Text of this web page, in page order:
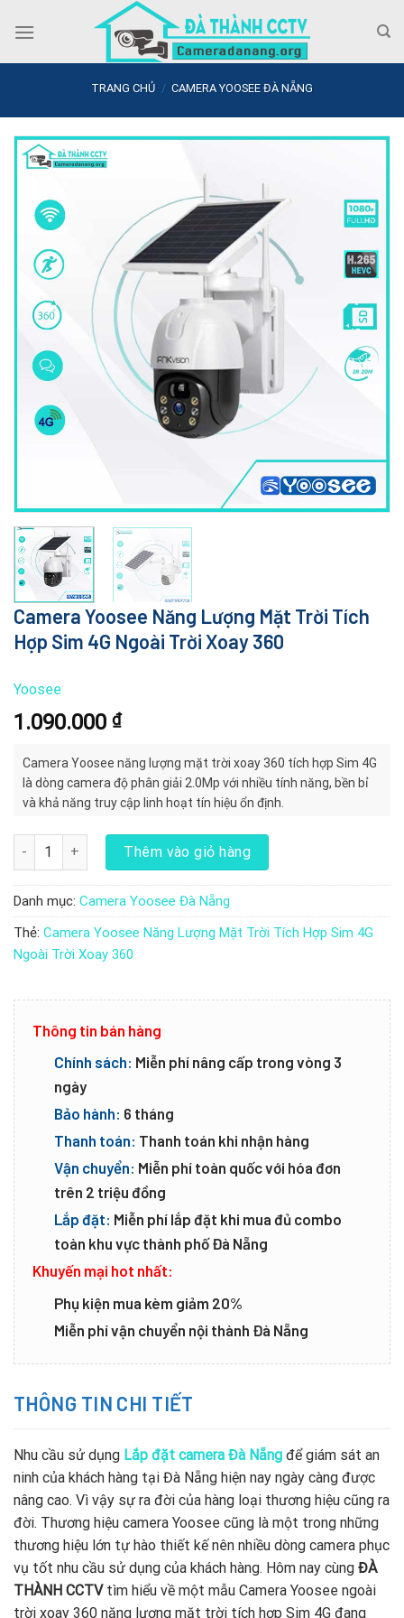
TRANG CHỦ / CAMERA YOOSEE ĐÀ NẴNG
Camera Yoosee Năng Lượng Mặt Trời Tích
Hợp Sim 4G Ngoài Trời Xoay 360
Yoosee
1.090.000 ₫
Camera Yoosee năng lượng mặt trời xoay 360 tích hợp Sim 4G
là dòng camera độ phân giải 2.0Mp với nhiều tính năng, bền bỉ
và khả năng truy cập linh hoạt tín hiệu ổn định.
Camera Yoosee Năng Lượng Mặt Trời Tích Hợp Sim 4G Ngoài
Thêm vào giỏ hàng
Danh mục: Camera Yoosee Đà Nẵng
Thẻ: Camera Yoosee Năng Lượng Mặt Trời Tích Hợp Sim 4G
Ngoài Trời Xoay 360
Thông tin bán hàng
Chính sách: Miễn phí nâng cấp trong vòng 3
ngày
Bảo hành: 6 tháng
Thanh toán: Thanh toán khi nhận hàng
Vận chuyển: Miễn phí toàn quốc với hóa đơn
trên 2 triệu đồng
Lắp đặt: Miễn phí lắp đặt khi mua đủ combo
toàn khu vực thành phố Đà Nẵng
Khuyến mại hot nhất:
Phụ kiện mua kèm giảm 20%
Miễn phí vận chuyển nội thành Đà Nẵng
THÔNG TIN CHI TIẾT
Nhu cầu sử dụng Lắp đặt camera Đà Nẵng để giám sát an
ninh của khách hàng tại Đà Nẵng hiện nay ngày càng được
nâng cao. Vì vậy sự ra đời của hàng loại thương hiệu cũng ra
đời. Thương hiệu camera Yoosee cũng là một trong những
thương hiệu lớn tự hào thiết kế nên nhiều dòng camera phục
vụ tốt nhu cầu sử dụng của khách hàng. Hôm nay cùng ĐÀ
THÀNH CCTVtìm hiểu về một mẫu Camera Yoosee ngoài
trời xoay 360 năng lượng mặt trời tích hợp Sim 4G đang